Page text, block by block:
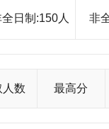
日制:150人 非
人数 最高分